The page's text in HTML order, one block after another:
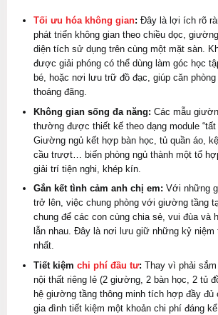
Tối ưu hóa không gian: Đây là lợi ích rõ
phát triển không gian theo chiều dọc,
diện tích sử dụng trên cùng một mặt sàn.
được giải phóng có thể dùng làm góc học
bé, hoặc nơi lưu trữ đồ đạc, giúp căn phòng
thoáng đãng.
Không gian sống đa năng: Các mẫu
thường được thiết kế theo dạng module “tất
Giường ngủ kết hợp bàn học, tủ quần áo,
cầu trượt… biến phòng ngủ thành một tổ
giải trí tiện nghi, khép kín.
Gắn kết tình cảm anh chị em: Với những
trở lên, việc chung phòng với giường tầng
chung để các con cùng chia sẻ, vui đùa và
lẫn nhau. Đây là nơi lưu giữ những kỷ
nhất.
Tiết kiệm chi phí đầu tư: Thay vì phải
nội thất riêng lẻ (2 giường, 2 bàn học, 2 tủ
hệ giường tầng thông minh tích hợp đầy đủ
gia đình tiết kiệm một khoản chi phí đáng